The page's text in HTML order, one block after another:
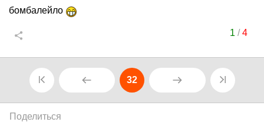
бомбалейло
1 /4
32
Поделиться